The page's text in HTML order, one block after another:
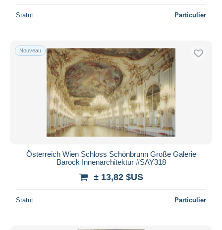
Statut Particulier
Nouveau
Österreich Wien Schloss Schönbrunn Große Galerie
Barock Innenarchitektur #SAY318
± 13,82 $US
Statut Particulier